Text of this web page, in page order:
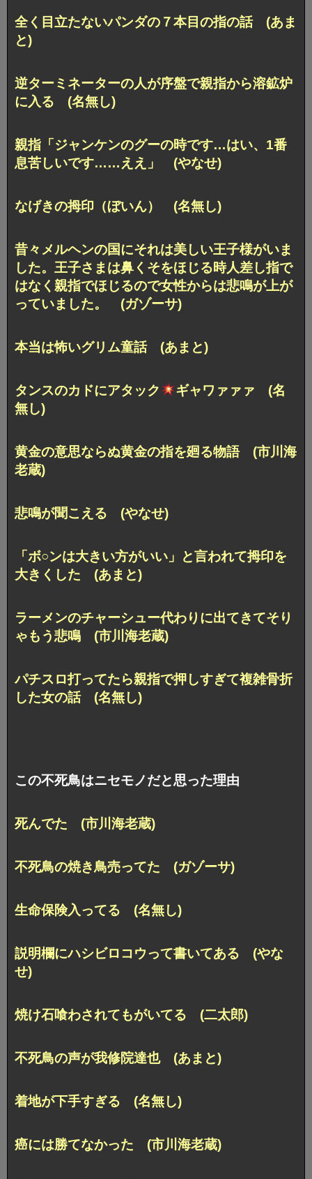
全く目立たないパンダの７本目の指の話 (あま
と)
逆ターミネーターの人が序盤で親指から溶鉱炉
に入る (名無し)
親指「ジャンケンのグーの時です…はい、1番
息苦しいです……ええ」 (やなせ)
なげきの拇印（ぼいん） (名無し)
昔々メルヘンの国にそれは美しい王子様がいま
した。王子さまは鼻くそをほじる時人差し指で
はなく親指でほじるので女性からは悲鳴が上が
っていました。 (ガゾーサ)
本当は怖いグリム童話 (あまと)
タンスのカドにアタック
ギャワァァァ (名
無し)
黄金の意思ならぬ黄金の指を廻る物語 (市川海
老蔵)
悲鳴が聞こえる (やなせ)
「ボ○ンは大きい方がいい」と言われて拇印を
大きくした (あまと)
ラーメンのチャーシュー代わりに出てきてそり
ゃもう悲鳴 (市川海老蔵)
パチスロ打ってたら親指で押しすぎて複雑骨折
した女の話 (名無し)
この不死鳥はニセモノだと思った理由
死んでた (市川海老蔵)
不死鳥の焼き鳥売ってた (ガゾーサ)
生命保険入ってる (名無し)
説明欄にハシビロコウって書いてある (やな
せ)
焼け石喰わされてもがいてる (二太郎)
不死鳥の声が我修院達也 (あまと)
着地が下手すぎる (名無し)
癌には勝てなかった (市川海老蔵)